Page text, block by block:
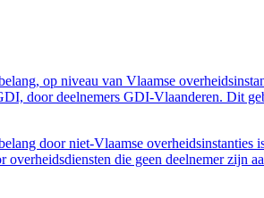
op niveau van Vlaamse
door deelnemers GDI-Vlaanderen. Dit
door niet-Vlaamse
overheidsdiensten die geen deelnemer zijn